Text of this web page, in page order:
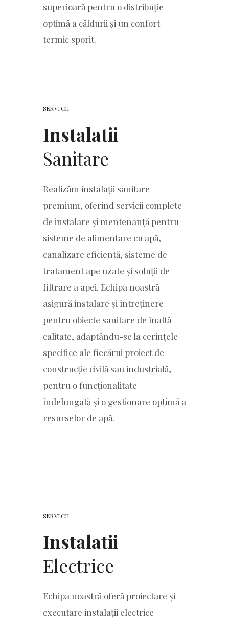
superioară pentru o distribuție
optimă a căldurii și un confort
termic sporit.
SERVICII
Instalatii
Sanitare
Realizăm instalații sanitare
premium, oferind servicii complete
de instalare și mentenanță pentru
sisteme de alimentare cu apă,
canalizare eficientă, sisteme de
tratament ape uzate și soluții de
filtrare a apei. Echipa noastră
asigură instalare și întreținere
pentru obiecte sanitare de înaltă
calitate, adaptându-se la cerințele
specifice ale fiecărui proiect de
construcție civilă sau industrială,
pentru o funcționalitate
îndelungată și o gestionare optimă a
resurselor de apă.
SERVICII
Instalatii
Electrice
Echipa noastră oferă proiectare și
executare instalații electrice